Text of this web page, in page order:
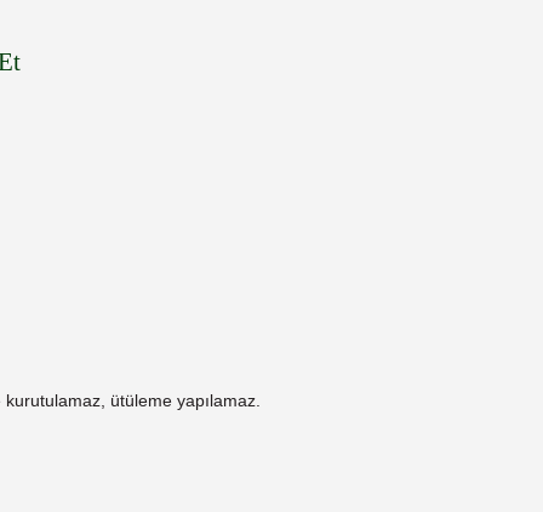
ütüleme yapılamaz.